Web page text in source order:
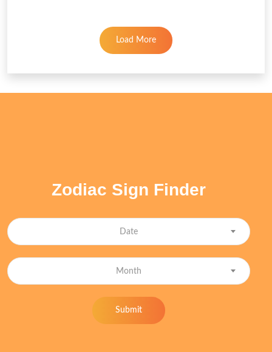
Load More
Zodiac Sign Finder
Date
Month
Submit